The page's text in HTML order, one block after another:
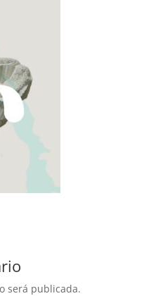
será publicada.